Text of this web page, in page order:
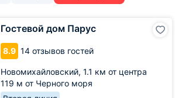
Гостевой дом Парус
8.9 14 отзывов гостей
Новомихайловский, 1.1 км от центра
119 м от Черного моря